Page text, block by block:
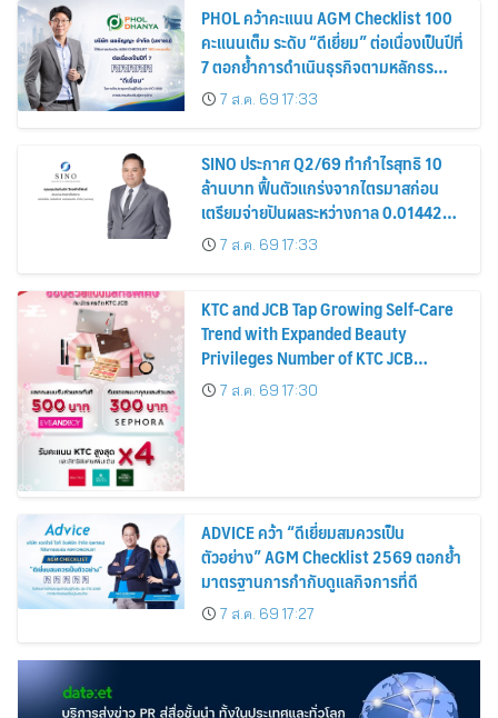
PHOL คว้าคะแนน AGM Checklist 100
คะแนนเต็ม ระดับ “ดีเยี่ยม” ต่อเนื่องเป็นปีที่
7 ตอกย้ำการดำเนินธุรกิจตามหลักธร
รมาภิบาล โปร่งใส สร้างความเชื่อมั่นผู้ถือ
หุ้น
7 ส.ค. 69 17:33
SINO ประกาศ Q2/69 ทำกำไรสุทธิ 10
ล้านบาท ฟื้นตัวแกร่งจากไตรมาสก่อน
เตรียมจ่ายปันผลระหว่างกาล 0.014423
บาทต่อหุ้น ครึ่งปีหลังมุ่งเติบโตต่อเนื่อง
7 ส.ค. 69 17:33
KTC and JCB Tap Growing Self-Care
Trend with Expanded Beauty
Privileges Number of KTC JCB
Cardmembers Spending on
Cosmetics Rises 26%
7 ส.ค. 69 17:30
ADVICE คว้า “ดีเยี่ยมสมควรเป็น
ตัวอย่าง” AGM Checklist 2569 ตอกย้ำ
มาตรฐานการกำกับดูแลกิจการที่ดี
7 ส.ค. 69 17:27